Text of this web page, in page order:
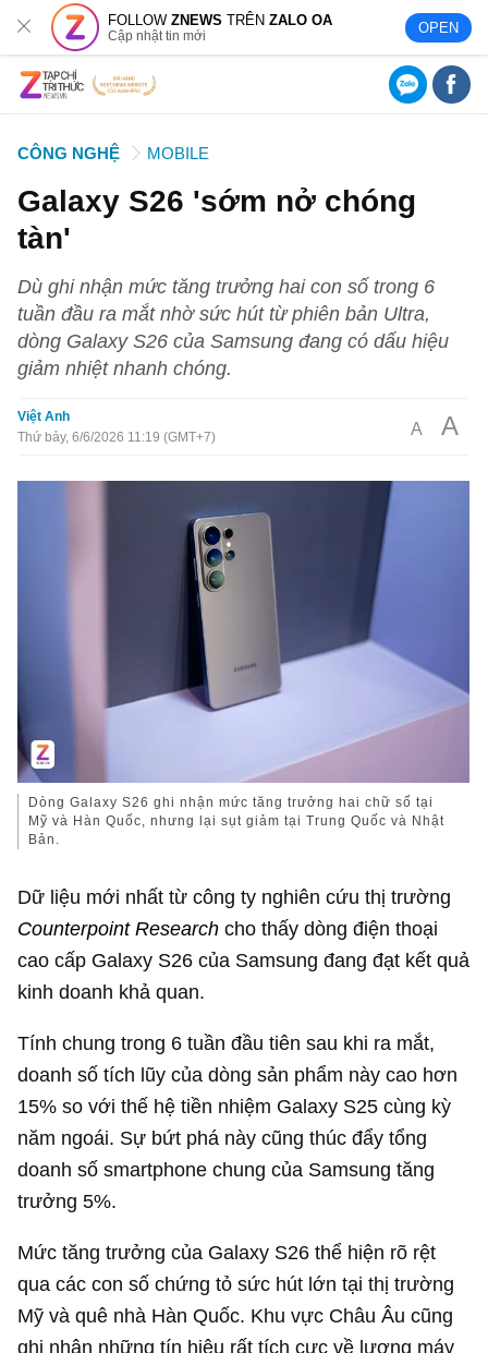
FOLLOWZNEWS TRÊNZALO OA
Cập nhật tin mới OPEN
CÔNG NGHỆ MOBILE
Galaxy S26 'sớm nở chóng
tàn'
Dù ghi nhận mức tăng trưởng hai con số trong 6
tuần đầu ra mắt nhờ sức hút từ phiên bản Ultra,
dòng Galaxy S26 của Samsung đang có dấu hiệu
giảm nhiệt nhanh chóng.
Việt Anh
Thứ bảy, 6/6/2026 11:19 (GMT+7)
A A
Dòng Galaxy S26 ghi nhận mức tăng trưởng hai chữ số tại
Mỹ và Hàn Quốc, nhưng lại sụt giảm tại Trung Quốc và Nhật
Bản.
Dữ liệu mới nhất từ công ty nghiên cứu thị trường
Counterpoint Research cho thấy dòng điện thoại
cao cấp Galaxy S26 của Samsung đang đạt kết quả
kinh doanh khả quan.
Tính chung trong 6 tuần đầu tiên sau khi ra mắt,
doanh số tích lũy của dòng sản phẩm này cao hơn
15% so với thế hệ tiền nhiệm Galaxy S25 cùng kỳ
năm ngoái. Sự bứt phá này cũng thúc đẩy tổng
doanh số smartphone chung của Samsung tăng
trưởng 5%.
Mức tăng trưởng của Galaxy S26 thể hiện rõ rệt
qua các con số chứng tỏ sức hút lớn tại thị trường
Mỹ và quê nhà Hàn Quốc. Khu vực Châu Âu cũng
ghi nhận những tín hiệu rất tích cực về lượng máy